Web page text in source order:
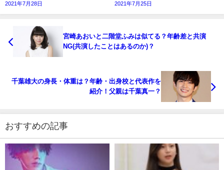
2021年7月28日 2021年7月25日
宮崎あおいと二階堂ふみは似てる？年齢差と共演
NG(共演したことはあるのか)？
千葉雄大の身長・体重は？年齢・出身校と代表作を
紹介！父親は千葉真一？
おすすめの記事